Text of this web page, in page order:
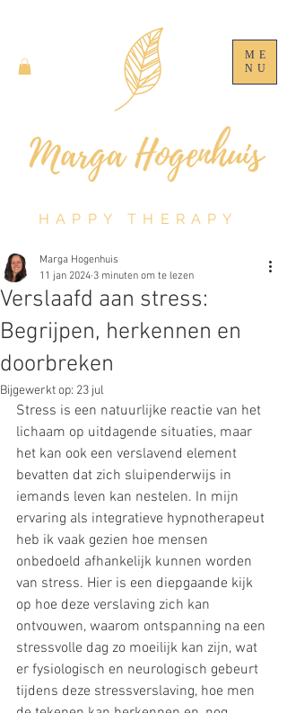
ME
NU
HAPPY THERAPY
Verslaafd aan stress:
Begrijpen, herkennen en
doorbreken
Marga Hogenhuis
11 jan 2024 3 minuten om te lezen
Bijgewerkt op: 23 jul
Stress is een natuurlijke reactie van het
lichaam op uitdagende situaties, maar
het kan ook een verslavend element
bevatten dat zich sluipenderwijs in
iemands leven kan nestelen. In mijn
ervaring als integratieve hypnotherapeut
heb ik vaak gezien hoe mensen
onbedoeld afhankelijk kunnen worden
van stress. Hier is een diepgaande kijk
op hoe deze verslaving zich kan
ontvouwen, waarom ontspanning na een
stressvolle dag zo moeilijk kan zijn, wat
er fysiologisch en neurologisch gebeurt
tijdens deze stressverslaving, hoe men